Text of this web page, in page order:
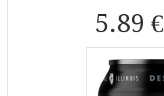
5.89 €